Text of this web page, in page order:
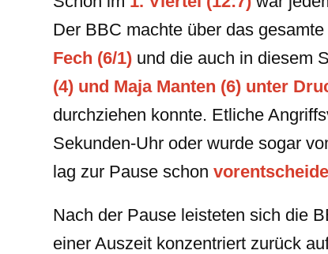
Der BBC machte über das
Fech (6/1) und die auch in diesem
(4) und Maja Manten (6) unter
durchziehen konnte. Etliche
Sekunden-Uhr oder wurde sogar
lag zur Pause schon
Nach der Pause leisteten sich die
einer Auszeit konzentriert zurück